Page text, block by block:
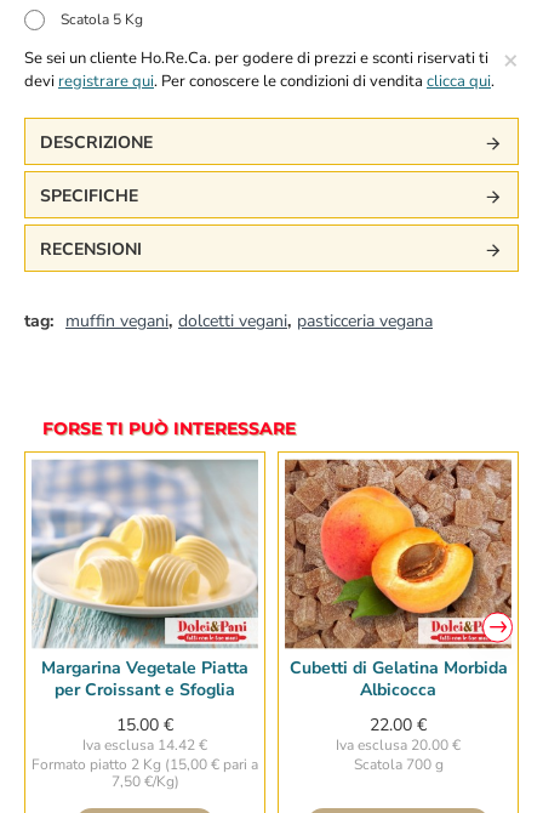
Scatola 5 Kg
×
Se sei un cliente Ho.Re.Ca. per godere di prezzi e sconti riservati ti
devi registrare qui. Per conoscere le condizioni di vendita clicca qui.
DESCRIZIONE
SPECIFICHE
RECENSIONI
tag: muffin vegani, dolcetti vegani, pasticceria vegana
FORSE TI PUÒ INTERESSARE
Margarina Vegetale Piatta
per Croissant e Sfoglia
15.00 €
Iva esclusa 14.42 €
Formato piatto 2 Kg (15,00 € pari a
7,50 €/Kg)
Cubetti di Gelatina Morbida
Albicocca
22.00 €
Iva esclusa 20.00 €
Scatola 700 g